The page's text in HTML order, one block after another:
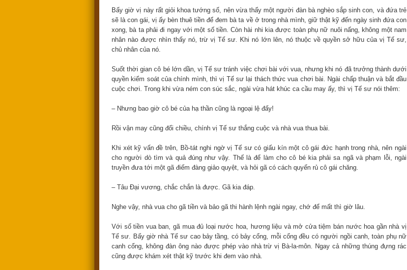
Bấy giờ vị này rất giỏi khoa tướng số, nên vừa thấy một người đàn bà nghèo sắp sinh con, và đứa trẻ
sẽ là con gái, vị ấy bèn thuê tiền để đem bà ta về ở trong nhà mình, giữ thật kỹ đến ngày sinh đứa con
xong, bà ta phải đi ngay với một số tiền. Còn hài nhi kia được toàn phụ nữ nuôi nấng, không một nam
nhân nào được nhìn thấy nó, trừ vị Tế sư. Khi nó lớn lên, nó thuộc về quyền sở hữu của vị Tế sư,
chủ nhân của nó.
Suốt thời gian cô bé lớn dần, vị Tế sư tránh việc chơi bài với vua, nhưng khi nó đã trưởng thành dưới
quyền kiểm soát của chính mình, thì vị Tế sư lại thách thức vua chơi bài. Ngài chấp thuận và bắt đầu
cuộc chơi. Trong khi vừa ném con súc sắc, ngài vừa hát khúc ca cầu may ấy, thì vị Tế sư nói thêm:
– Nhưng bao giờ cô bé của hạ thần cũng là ngoại lệ đấy!
Rồi vận may cũng đổi chiều, chính vị Tế sư thắng cuộc và nhà vua thua bài.
Khi xét kỹ vấn đề trên, Bồ-tát nghi ngờ vị Tế sư có giấu kín một cô gái đức hạnh trong nhà, nên ngài
cho người dò tìm và quả đúng như vậy. Thế là để làm cho cô bé kia phải sa ngã và phạm lỗi, ngài
truyền đưa tới một gã điếm đàng giảo quyệt, và hỏi gã có cách quyến rủ cô gái chăng.
– Tâu Đại vương, chắc chắn là được. Gã kia đáp.
Nghe vậy, nhà vua cho gã tiền và bảo gã thi hành lệnh ngài ngay, chớ để mất thì giờ lâu.
Với số tiền vua ban, gã mua đủ loại nước hoa, hương liệu và mở cửa tiệm bán nước hoa gần nhà vị
Tế sư. Bấy giờ nhà Tế sư cao bảy tầng, có bảy cổng, mỗi cổng đều có người ngồi canh, toàn phụ nữ
canh cổng, không đàn ông nào được phép vào nhà trừ vị Bà-la-môn. Ngay cả những thúng đựng rác
cũng được khám xét thật kỹ trước khi đem vào nhà.